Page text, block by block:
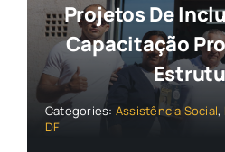
Projetos De
Capacitação
Categories: Assistência Social,
DF